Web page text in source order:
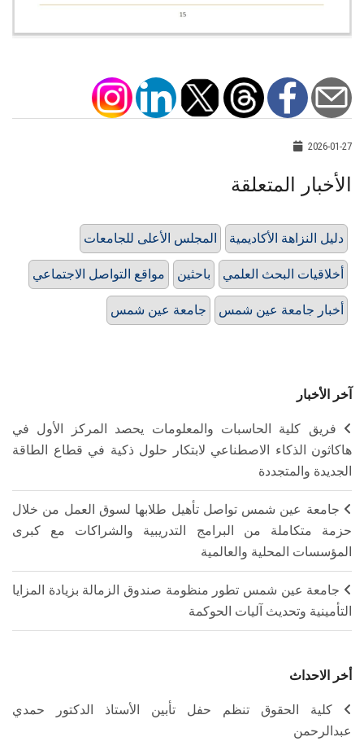
2026-01-27
الأخبار المتعلقة
المجلس الأعلى للجامعات دليل النزاهة الأكاديمية
مواقع التواصل الاجتماعي باحثين أخلاقيات البحث العلمي
جامعة عين شمس أخبار جامعة عين شمس
آخر الأخبار
فريق كلية الحاسبات والمعلومات يحصد المركز الأول في
هاكاثون الذكاء الاصطناعي لابتكار حلول ذكية في قطاع الطاقة
الجديدة والمتجددة
جامعة عين شمس تواصل تأهيل طلابها لسوق العمل من خلال
حزمة متكاملة من البرامج التدريبية والشراكات مع كبرى
المؤسسات المحلية والعالمية
جامعة عين شمس تطور منظومة صندوق الزمالة بزيادة المزايا
التأمينية وتحديث آليات الحوكمة
أخر الاحداث
كلية الحقوق تنظم حفل تأبين الأستاذ الدكتور حمدي
عبدالرحمن